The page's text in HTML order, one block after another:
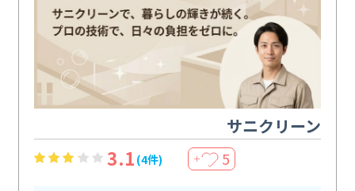
サニクリーン
3.1 (4件) ＋ 5